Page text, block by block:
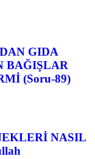
GIDA
BAĞIŞLAR
(Soru-89)
NASIL